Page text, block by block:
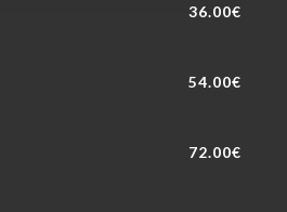
36.00€
54.00€
72.00€